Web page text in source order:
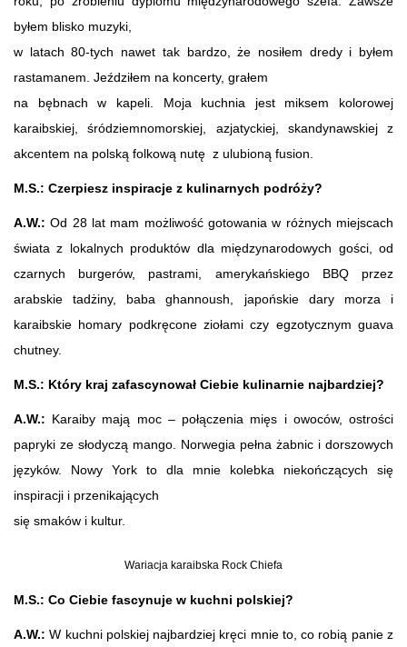
byłem blisko muzyki,
w latach 80-tych nawet tak bardzo, że nosiłem dredy i byłem
rastamanem. Jeździłem na koncerty, grałem
na bębnach w kapeli. Moja kuchnia jest miksem kolorowej
karaibskiej, śródziemnomorskiej, azjatyckiej, skandynawskiej z
akcentem na polską folkową nutę z ulubioną fusion.
M.S.: Czerpiesz inspiracje z kulinarnych podróży?
A.W.: Od 28 lat mam możliwość gotowania w różnych miejscach
świata z lokalnych produktów dla międzynarodowych gości, od
czarnych burgerów, pastrami, amerykańskiego BBQ przez
arabskie tadżiny, baba ghannoush, japońskie dary morza i
karaibskie homary podkręcone ziołami czy egzotycznym guava
chutney.
M.S.: Który kraj zafascynował Ciebie kulinarnie najbardziej?
A.W.: Karaiby mają moc – połączenia mięs i owoców, ostrości
papryki ze słodyczą mango. Norwegia pełna żabnic i dorszowych
języków. Nowy York to dla mnie kolebka niekończących się
inspiracji i przenikających
się smaków i kultur.
Wariacja karaibska Rock Chiefa
M.S.: Co Ciebie fascynuje w kuchni polskiej?
A.W.: W kuchni polskiej najbardziej kręci mnie to, co robią panie z